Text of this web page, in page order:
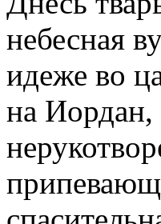
небесная
идеже во
на Иордан,